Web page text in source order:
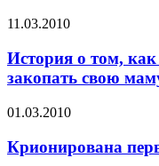
11.03.2010
История о том,
закопать свою
01.03.2010
Крионирована